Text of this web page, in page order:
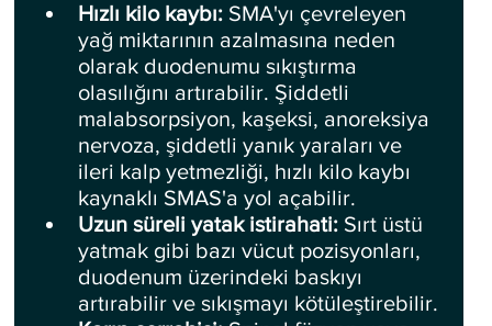
Hızlı kilo kaybı: SMA'yı çevreleyen
yağ miktarının azalmasına neden
olarak duodenumu sıkıştırma
olasılığını artırabilir. Şiddetli
malabsorpsiyon, kaşeksi, anoreksiya
nervoza, şiddetli yanık yaraları ve
ileri kalp yetmezliği, hızlı kilo kaybı
kaynaklı SMAS'a yol açabilir.
Uzun süreli yatak istirahati: Sırt üstü
yatmak gibi bazı vücut pozisyonları,
duodenum üzerindeki baskıyı
artırabilir ve sıkışmayı kötüleştirebilir.